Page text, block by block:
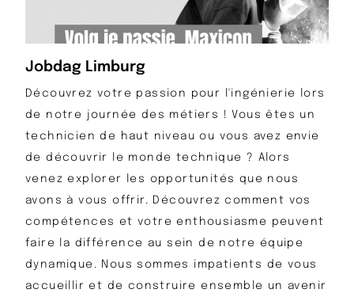
Jobdag Limburg
Découvrez votre passion pour l'ingénierie lors
de notre journée des métiers ! Vous êtes un
technicien de haut niveau ou vous avez envie
de découvrir le monde technique ? Alors
venez explorer les opportunités que nous
avons à vous offrir. Découvrez comment vos
compétences et votre enthousiasme peuvent
faire la différence au sein de notre équipe
dynamique. Nous sommes impatients de vous
accueillir et de construire ensemble un avenir